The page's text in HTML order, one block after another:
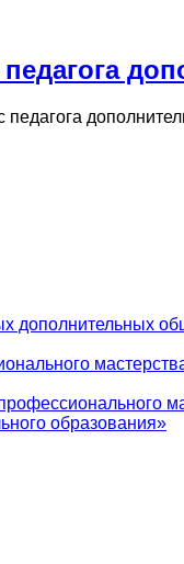
дополнительных
образования»